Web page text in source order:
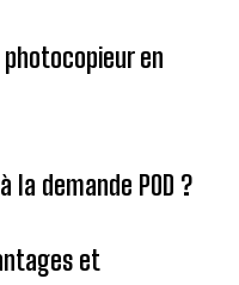
photocopieur en
la demande POD ?
et